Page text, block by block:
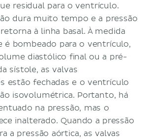
residual para o ventrículo.
dura muito tempo e a pressão
à linha basal. À medida
é bombeado para o ventrículo,
diastólico final ou a pré-
sístole, as valvas
estão fechadas e o ventrículo
isovolumétrica. Portanto, há
na pressão, mas o
inalterado. Quando a pressão
a pressão aórtica, as valvas